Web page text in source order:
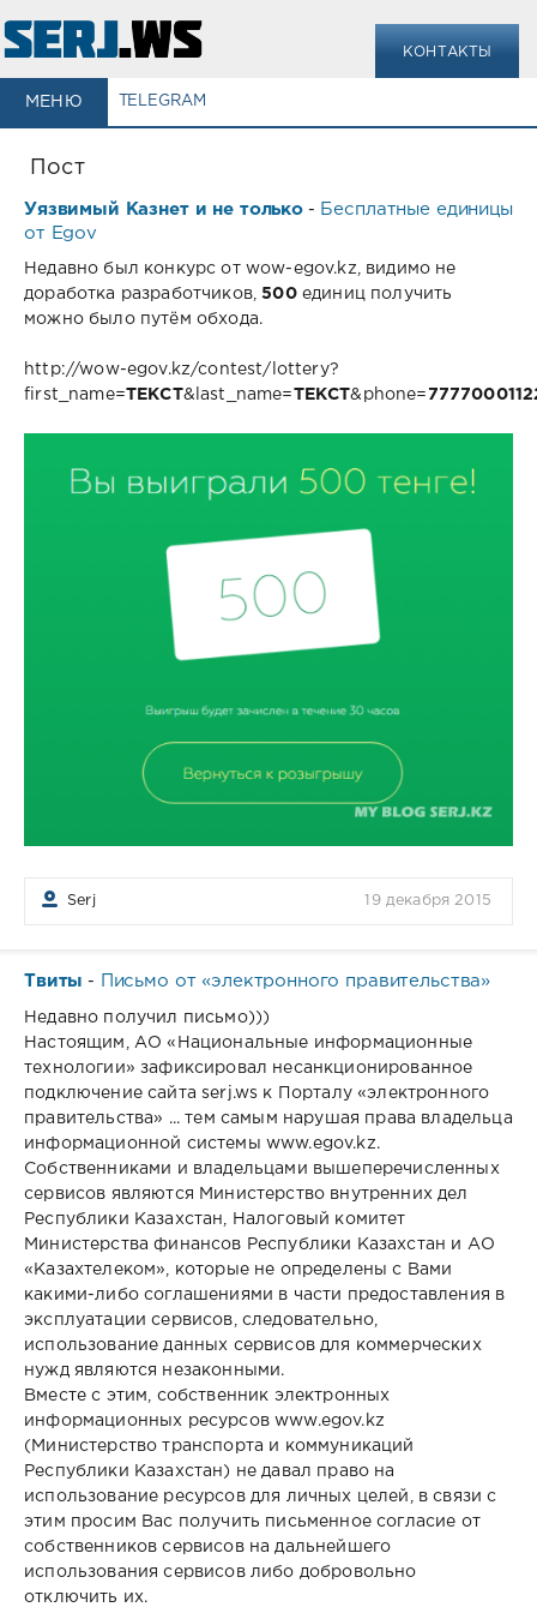
КОНТАКТЫ
МЕНЮ TELEGRAM
Пост
Уязвимый Казнет и не только- Бесплатные единицы
от Egov
Недавно был конкурс от wow-egov.kz, видимо не
доработка разработчиков,500единиц получить
можно было путём обхода.
http://wow-egov.kz/contest/lottery?
first_name= ТЕКСТ &last_name= ТЕКСТ&phone=
Serj 19 декабря 2015
Твиты - Письмо от «электронного правительства»
Недавно получил письмо)))
Настоящим, АО «Национальные информационные
технологии» зафиксировал несанкционированное
подключение сайта serj.ws к Порталу «электронного
правительства» ... тем самым нарушая права владельца
информационной системы www.egov.kz.
Собственниками и владельцами вышеперечисленных
сервисов являются Министерство внутренних дел
Республики Казахстан, Налоговый комитет
Министерства финансов Республики Казахстан и АО
«Казахтелеком», которые не определены с Вами
какими-либо соглашениями в части предоставления в
эксплуатации сервисов, следовательно,
использование данных сервисов для коммерческих
нужд являются незаконными.
Вместе с этим, собственник электронных
информационных ресурсов www.egov.kz
(Министерство транспорта и коммуникаций
Республики Казахстан) не давал право на
использование ресурсов для личных целей, в связи с
этим просим Вас получить письменное согласие от
собственников сервисов на дальнейшего
использования сервисов либо добровольно
отключить их.